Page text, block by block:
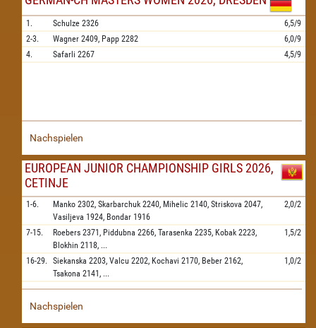
1. Schulze 2326
6,5/9
2-3.
Wagner 2409, Papp 2282
6,0/9
4.
Safarli 2267 4,5/9
Nachspielen
EUROPEAN JUNIOR CHAMPIONSHIP GIRLS 2026,
CETINJE
1-6. Manko 2302, Skarbarchuk 2240, Mihelic 2140, Striskova 2047,
Vasiljeva 1924, Bondar 1916
2,0/2
7-15. Roebers 2371, Piddubna 2266, Tarasenka 2235, Kobak 2223,
Blokhin 2118, ...
1,5/2
16-29. Siekanska 2203, Valcu 2202, Kochavi 2170, Beber 2162,
Tsakona 2141, ...
1,0/2
Nachspielen